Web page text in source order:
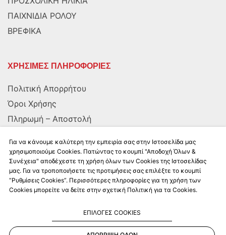
ΠΑΙΧΝΙΔΙΑ ΡΟΛΟΥ
ΒΡΕΦΙΚΑ
ΧΡΗΣΙΜΕΣ ΠΛΗΡΟΦΟΡΙΕΣ
Πολιτική Απορρήτου
Όροι Χρήσης
Πληρωμή – Αποστολή
ΑΚΟΛΟΥΘΗΣΤΕ ΜΑΣ
Για να κάνουμε καλύτερη την εμπειρία σας στην Ιστοσελίδα μας
χρησιμοποιούμε Cookies. Πατώντας το κουμπί "Αποδοχή Όλων &
Συνέχεια" αποδέχεστε τη χρήση όλων των Cookies της Ιστοσελίδας
μας. Για να τροποποιήσετε τις προτιμήσεις σας επιλέξτε το κουμπί
“Ρυθμίσεις Cookies”. Περισσότερες πληροφορίες για τη χρήση των
Cookies μπορείτε να δείτε στην σχετική Πολιτική για τα Cookies.
ΕΠΙΛΟΓΕΣ COOKIES